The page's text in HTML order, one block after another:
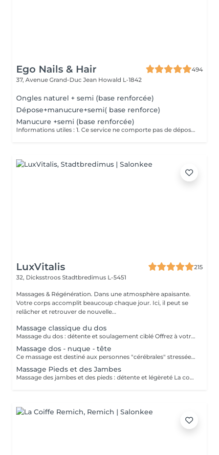
Ego Nails & Hair
494
37, Avenue Grand-Duc Jean Howald L-1842
Ongles naturel + semi (base renforcée)
Dépose+manucure+semi( base renforce)
Manucure +semi (base renforcée)
Informations utiles : 1. Ce service ne comporte pas de dépose vos ongles doivent être nu pour ce service si vos ongles nécessite une dépose veuillez choisir la dépose adéquate merci. 2. Ce service ne comporte pas de French ni de Nails si vous en souhaitez il vous suffit de vous rendre dans la rubrique Nails art pour en ajouter merci. Description de la prestation : - Traitement des cuticules - limage des ongles - pose d'un Semi Permanent (1 couleur )
LuxVitalis
215
32, Dicksstroos Stadtbredimus L-5451
Massages & Régénération. Dans une atmosphère apaisante.
Votre corps accomplit beaucoup chaque jour. Ici, il peut se
relâcher et retrouver de nouvelle...
Massage classique du dos
Massage du dos : détente et soulagement ciblé Offrez à votre dos une véritable pause : des gestes de massage relaxants et efficaces détendent, étirent et tonifient les zones sensibles au niveau lombaire, thoracique et cervical ainsi que les muscles pectoraux. Douleurs, tensions musculaires et blocages peuvent être soulagés, tandis que la circulation sanguine est stimulée.
Massage dos - nuque - tête
Ce massage est destiné aux personnes "cérébrales" stressées. Des techniques de préhension spéciales de la mobilisation de la colonne cervicale garantissent un apaisement des pensées. Un remède contre les tensions de stress, les douleurs au cou, les étourdissements, les problèmes de posture, les maux de tête et l'épuisement.
Massage Pieds et des Jambes
Massage des jambes et des pieds : détente et légèreté La combinaison massage des jambes et des pieds procure une détente profonde et libératrice. Les muscles tendus ou fatigués après le sport ou la randonnée sont assouplis, les points de tension relâchés et la circulation sanguine stimulée. Offrez à vos jambes fatiguées ce moment de bien-être réparateur.